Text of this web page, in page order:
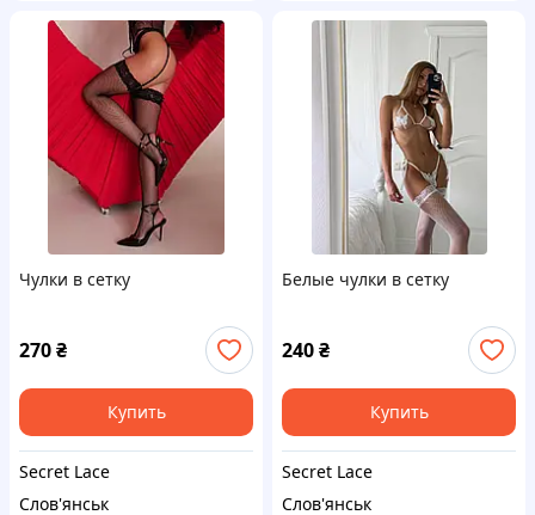
Чулки в сетку
270₴
Купить
Secret Lace
Слов'янськ
Белые чулки в сетку
240₴
Купить
Secret Lace
Слов'янськ